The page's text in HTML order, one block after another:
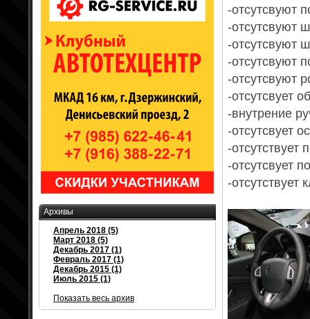
-отсутсвуют
-отсутсвуют
-отсутсвуют
-отсутсвуют
-отсутсвуют
-отсутсвует
-внутрение
-отсутсвует
-отсутствует
-отсутсвует
-отсутствует
Архивы
Апрель 2018 (5)
Март 2018 (5)
Декабрь 2017 (1)
Февраль 2017 (1)
Декабрь 2015 (1)
Июль 2015 (1)
Показать весь архив